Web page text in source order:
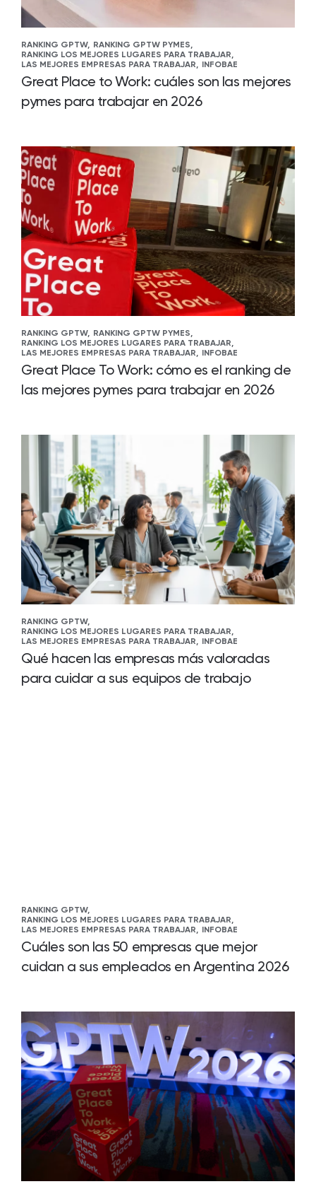
RANKING GPTW, RANKING GPTW PYMES,
RANKING LOS MEJORES LUGARES PARA TRABAJAR,
LAS MEJORES EMPRESAS PARA TRABAJAR, INFOBAE
Great Place to Work: cuáles son las mejores
pymes para trabajar en 2026
RANKING GPTW, RANKING GPTW PYMES,
RANKING LOS MEJORES LUGARES PARA TRABAJAR,
LAS MEJORES EMPRESAS PARA TRABAJAR, INFOBAE
Great Place To Work: cómo es el ranking de
las mejores pymes para trabajar en 2026
RANKING GPTW,
RANKING LOS MEJORES LUGARES PARA TRABAJAR,
LAS MEJORES EMPRESAS PARA TRABAJAR, INFOBAE
Qué hacen las empresas más valoradas
para cuidar a sus equipos de trabajo
RANKING GPTW,
RANKING LOS MEJORES LUGARES PARA TRABAJAR,
LAS MEJORES EMPRESAS PARA TRABAJAR, INFOBAE
Cuáles son las 50 empresas que mejor
cuidan a sus empleados en Argentina 2026